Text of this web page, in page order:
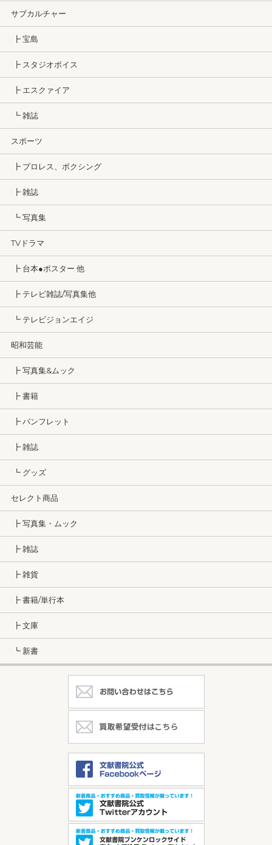
サブカルチャー
┣ 宝島
┣ スタジオボイス
┣ エスクァイア
┗ 雑誌
スポーツ
┣ プロレス、ボクシング
┣ 雑誌
┗ 写真集
TVドラマ
┣ 台本●ポスター 他
┣ テレビ雑誌/写真集他
┗ テレビジョンエイジ
昭和芸能
┣ 写真集&ムック
┣ 書籍
┣ パンフレット
┣ 雑誌
┗ グッズ
セレクト商品
┣ 写真集・ムック
┣ 雑誌
┣ 雑貨
┣ 書籍/単行本
┣ 文庫
┗ 新書